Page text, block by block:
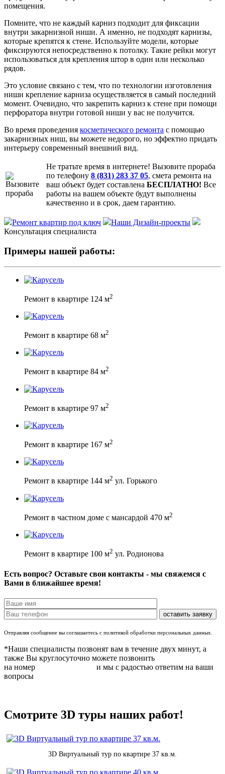
помещения.
Помните, что не каждый карниз подходит для фиксации
внутри закарнизной ниши. А именно, не подходят карнизы,
которые крепятся к стене. Используйте модели, которые
фиксируются непосредственно к потолку. Такие рейки могут
использоваться для крепления штор в один или несколько
рядов.
Это условие связано с тем, что по технологии изготовления
ниши крепление карниза осуществляется в самый последний
момент. Очевидно, что закрепить карниз к стене при помощи
перфоратора внутри готовой ниши у вас не получится.
Во время проведения косметического ремонта с помощью
закарнизных ниш, вы можете недорого, но эффектно придать
интерьеру современный внешний вид.
Не тратьте время в интернете! Вызовите прораба
по телефону 8 (831) 283 37 05, смета ремонта на
ваш объект будет составлена БЕСПЛАТНО! Все
работы на вашем объекте будут выполнены
качественно и в срок, даем гарантию.
Ремонт квартир под ключ
Наши Дизайн-проекты
Консультация специалиста
Примеры нашей работы:
Ремонт в квартире 124 м2
Ремонт в квартире 68 м2
Ремонт в квартире 84 м2
Ремонт в квартире 97 м2
Ремонт в квартире 167 м2
Ремонт в квартире 144 м2 ул. Горького
Ремонт в частном доме с мансардой 470 м2
Ремонт в квартире 100 м2 ул. Родионова
Есть вопрос? Оставьте свои контакты - мы свяжемся с
Вами в ближайшее время!
Отправляя сообщение вы соглашаетесь с политикой обработки персональных данных.
*Наши специалисты позвонят вам в течение двух минут, а
также Вы круглосуточно можете позвонить
на номер
и мы с радостью ответим на ваши
вопросы
Смотрите 3D туры наших работ!
3D Виртуальный тур по квартире 37 кв.м.